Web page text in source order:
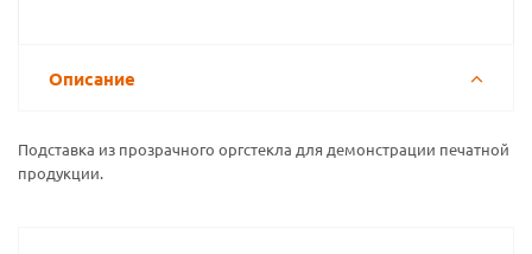
Описание
Подставка из прозрачного оргстекла для демонстрации печатной
продукции.